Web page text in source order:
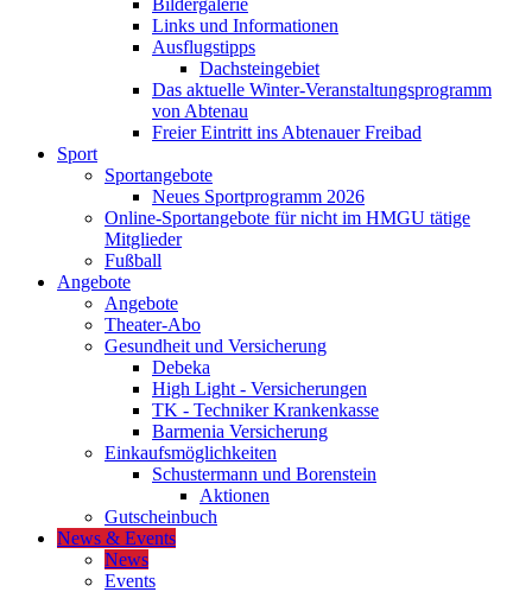
Bildergalerie
Links und Informationen
Ausflugstipps
Dachsteingebiet
Das aktuelle Winter-Veranstaltungsprogramm
von Abtenau
Freier Eintritt ins Abtenauer Freibad
Sport
Sportangebote
Neues Sportprogramm 2026
Online-Sportangebote für nicht im HMGU tätige
Mitglieder
Fußball
Angebote
Angebote
Theater-Abo
Gesundheit und Versicherung
Debeka
High Light - Versicherungen
TK - Techniker Krankenkasse
Barmenia Versicherung
Einkaufsmöglichkeiten
Schustermann und Borenstein
Aktionen
Gutscheinbuch
News & Events
News
Events